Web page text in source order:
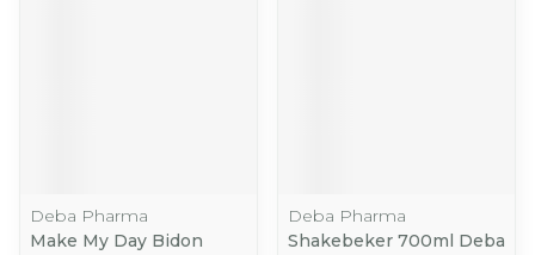
Deba Pharma
Make My Day Bidon
Deba Pharma
Shakebeker 700ml Deba